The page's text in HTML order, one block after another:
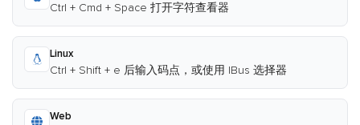
Ctrl + Cmd + Space 打开字符查看器
Linux
Ctrl + Shift + e 后输入码点，或使用 IBus 选择器
Web